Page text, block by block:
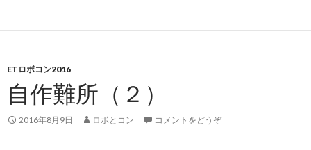
ETロボコン2016
自作難所（２）
2016年8月9日 ロボとコン コメントをどうぞ